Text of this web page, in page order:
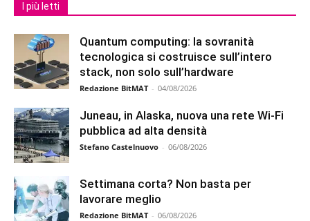
I più letti
Quantum computing: la sovranità
tecnologica si costruisce sull’intero
stack, non solo sull’hardware
Redazione BitMAT - 04/08/2026
Juneau, in Alaska, nuova una rete Wi-Fi
pubblica ad alta densità
Stefano Castelnuovo - 06/08/2026
Settimana corta? Non basta per
lavorare meglio
Redazione BitMAT - 06/08/2026